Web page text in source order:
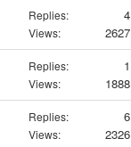
Replies: 4
Views: 2627
Replies: 1
Views: 1888
Replies: 6
Views: 2326